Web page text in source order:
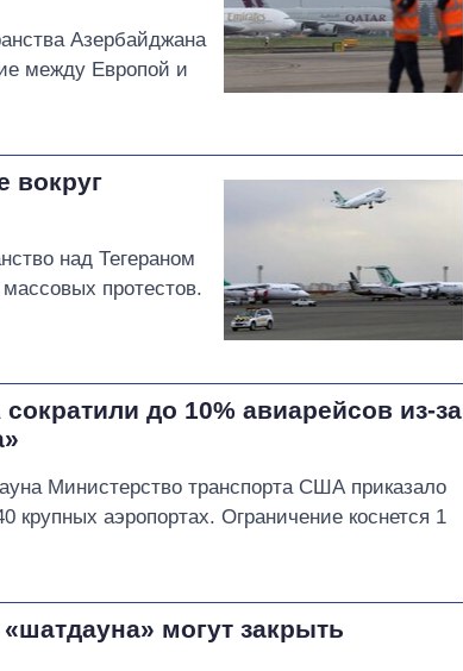
Азербайджана
между Европой и
вокруг
над Тегераном
протестов.
до 10% авиарейсов из-за
Министерство транспорта США приказало
крупных аэропортах. Ограничение коснется 1
могут закрыть